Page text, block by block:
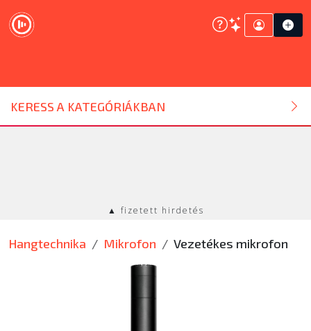
KERESS A KATEGÓRIÁKBAN
DJ ESZKÖZ
HANGTECHNIKA
EGYÉB
▲ fizetett hirdetés
Hangtechnika Mikrofon Vezetékes mikrofon